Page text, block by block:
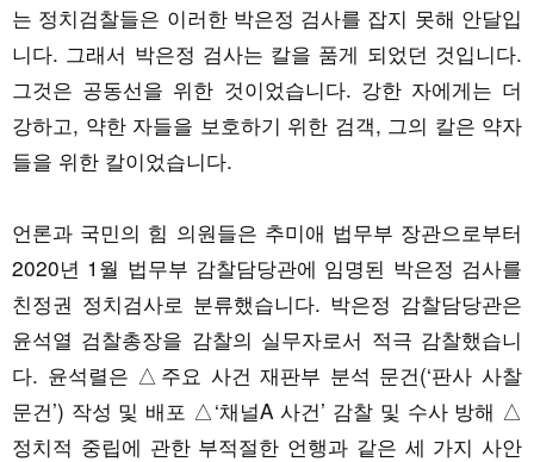
는 정치검찰들은 이러한 박은정 검사를 잡지 못해 안달입
니다. 그래서 박은정 검사는 칼을 품게 되었던 것입니다.
그것은 공동선을 위한 것이었습니다. 강한 자에게는 더
강하고, 약한 자들을 보호하기 위한 검객, 그의 칼은 약자
들을 위한 칼이었습니다.
언론과 국민의 힘 의원들은 추미애 법무부 장관으로부터
2020년 1월 법무부 감찰담당관에 임명된 박은정 검사를
친정권 정치검사로 분류했습니다. 박은정 감찰담당관은
윤석열 검찰총장을 감찰의 실무자로서 적극 감찰했습니
다. 윤석렬은 △주요 사건 재판부 분석 문건(‘판사 사찰
문건’) 작성 및 배포 △‘채널A 사건’ 감찰 및 수사 방해 △
정치적 중립에 관한 부적절한 언행과 같은 세 가지 사안